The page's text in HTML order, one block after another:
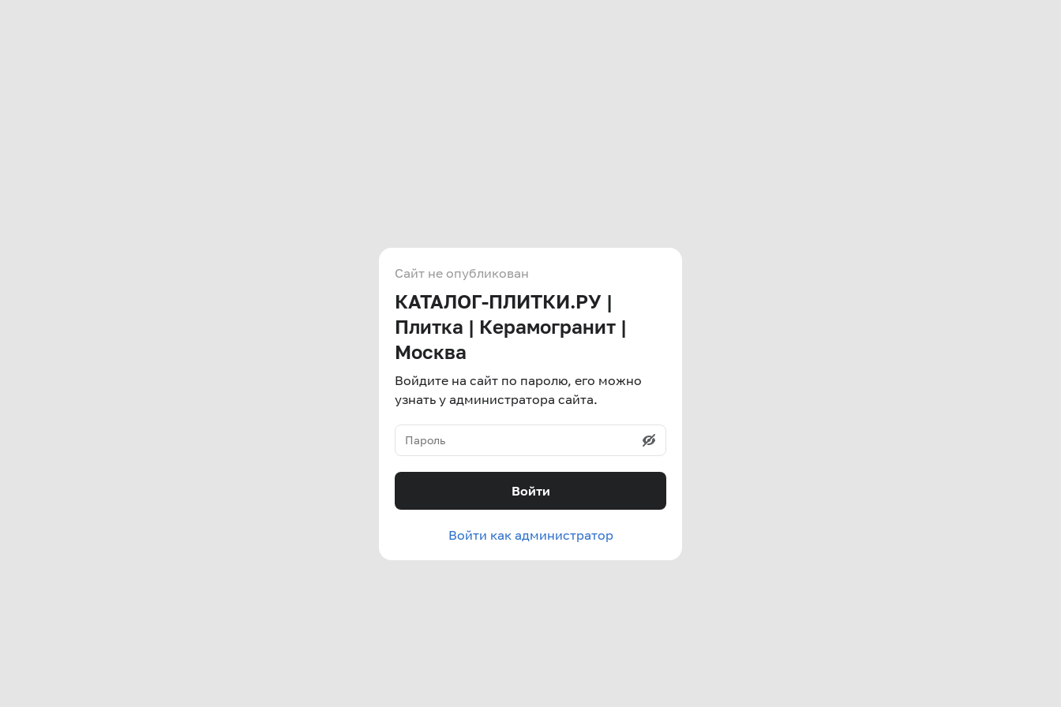
Сайт не опубликован
КАТАЛОГ-ПЛИТКИ.РУ |
Плитка | Керамогранит |
Москва
Войдите на сайт по паролю, его можно
узнать у администратора сайта.
Войти
Войти как администратор